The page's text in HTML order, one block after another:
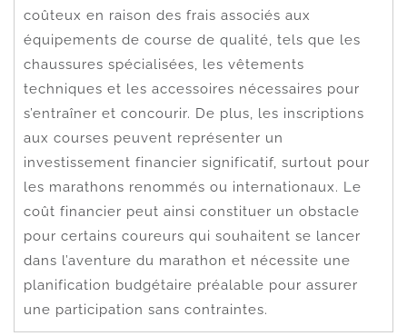
coûteux en raison des frais associés aux
équipements de course de qualité, tels que les
chaussures spécialisées, les vêtements
techniques et les accessoires nécessaires pour
s’entraîner et concourir. De plus, les inscriptions
aux courses peuvent représenter un
investissement financier significatif, surtout pour
les marathons renommés ou internationaux. Le
coût financier peut ainsi constituer un obstacle
pour certains coureurs qui souhaitent se lancer
dans l’aventure du marathon et nécessite une
planification budgétaire préalable pour assurer
une participation sans contraintes.